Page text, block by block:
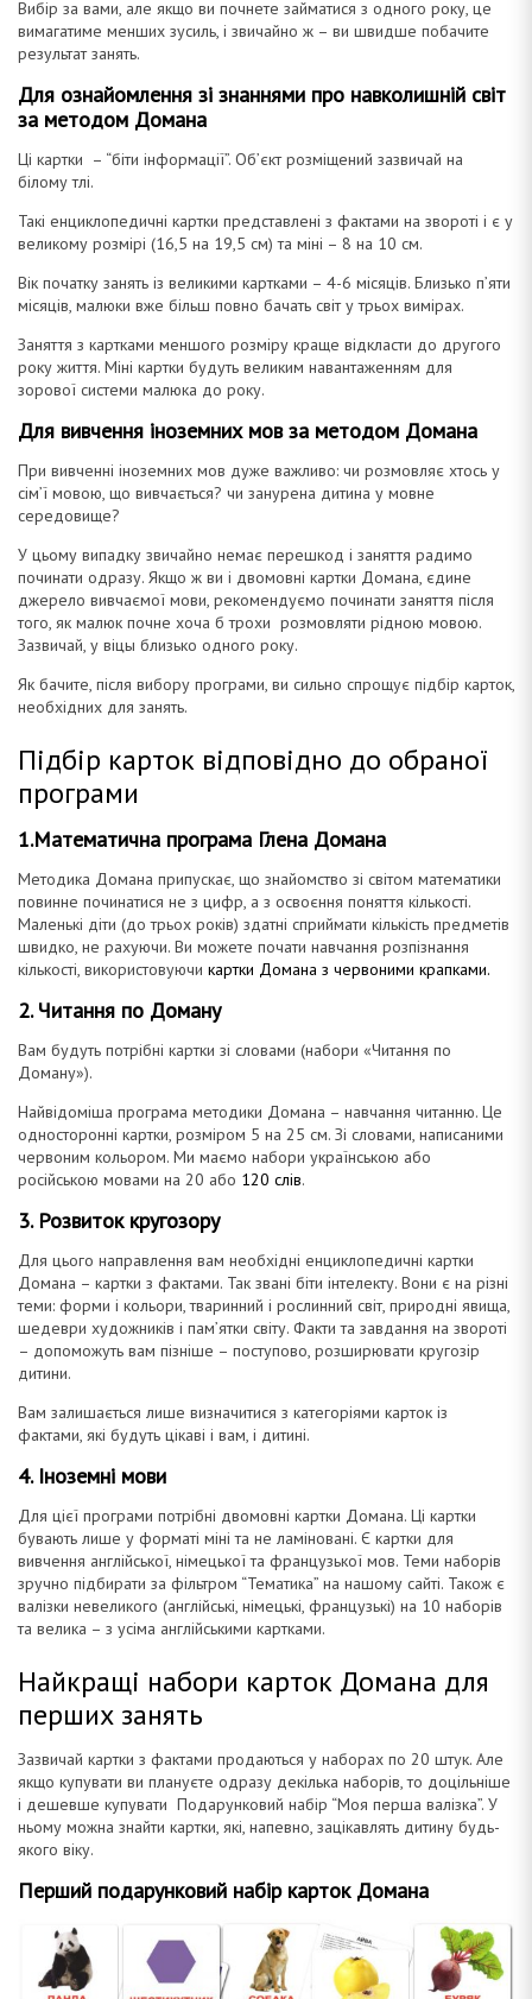
Вибір за вами, але якщо ви почнете займатися з одного року, це
вимагатиме менших зусиль, і звичайно ж – ви швидше побачите
результат занять.
Для ознайомлення зі знаннями про навколишній світ
за методом Домана
Ці картки – “біти інформації”. Об’єкт розміщений зазвичай на
білому тлі.
Такі енциклопедичні картки представлені з фактами на звороті і є у
великому розмірі (16,5 на 19,5 см) та міні – 8 на 10 см.
Вік початку занять із великими картками – 4-6 місяців. Близько п’яти
місяців, малюки вже більш повно бачать світ у трьох вимірах.
Заняття з картками меншого розміру краще відкласти до другого
року життя. Міні картки будуть великим навантаженням для
зорової системи малюка до року.
Для вивчення іноземних мов за методом Домана
При вивченні іноземних мов дуже важливо: чи розмовляє хтось у
сім’ї мовою, що вивчається? чи занурена дитина у мовне
середовище?
У цьому випадку звичайно немає перешкод і заняття радимо
починати одразу. Якщо ж ви і двомовні картки Домана, єдине
джерело вивчаємої мови, рекомендуємо починати заняття після
того, як малюк почне хоча б трохи розмовляти рідною мовою.
Зазвичай, у віцы близько одного року.
Як бачите, після вибору програми, ви сильно спрощує підбір карток,
необхідних для занять.
Підбір карток відповідно до обраної
програми
1.Математична програма Глена Домана
Методика Домана припускає, що знайомство зі світом математики
повинне починатися не з цифр, а з освоєння поняття кількості.
Маленькі діти (до трьох років) здатні сприймати кількість предметів
швидко, не рахуючи. Ви можете почати навчання розпізнання
кількості, використовуючи картки Домана з червоними крапками.
2. Читання по Доману
Вам будуть потрібні картки зі словами (набори «Читання по
Доману»).
Найвідоміша програма методики Домана – навчання читанню. Це
односторонні картки, розміром 5 на 25 см. Зі словами, написаними
червоним кольором. Ми маємо набори українською або
російською мовами на 20 або 120 слів.
3. Розвиток кругозору
Для цього направлення вам необхідні енциклопедичні картки
Домана – картки з фактами. Так звані біти інтелекту. Вони є на різні
теми: форми і кольори, тваринний і рослинний світ, природні явища,
шедеври художників і пам’ятки світу. Факти та завдання на звороті
– допоможуть вам пізніше – поступово, розширювати кругозір
дитини.
Вам залишається лише визначитися з категоріями карток із
фактами, які будуть цікаві і вам, і дитині.
4. Іноземні мови
Для цієї програми потрібні двомовні картки Домана. Ці картки
бувають лише у форматі міні та не ламіновані. Є картки для
вивчення англійської, німецької та французької мов. Теми наборів
зручно підбирати за фільтром “Тематика” на нашому сайті. Також є
валізки невеликого (англійські, німецькі, французькі) на 10 наборів
та велика – з усіма англійськими картками.
Найкращі набори карток Домана для
перших занять
Зазвичай картки з фактами продаються у наборах по 20 штук. Але
якщо купувати ви плануєте одразу декілька наборів, то доцільніше
і дешевше купувати Подарунковий набір “Моя перша валізка”. У
ньому можна знайти картки, які, напевно, зацікавлять дитину будь-
якого віку.
Перший подарунковий набір карток Домана